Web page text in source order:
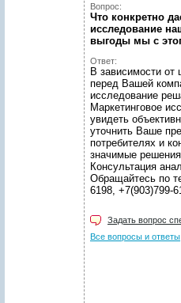
Вопрос:
Что конкретно
исследование
выгоды мы c
Ответ:
В зависимости от
перед Вашей
исследование
Маркетинговое
увидеть
уточнить Ваше
потребителях и
значимые
Консультация
Обращайтесь по
6198, +7(903)799-
Задать вопрос
Все вопросы и ответы